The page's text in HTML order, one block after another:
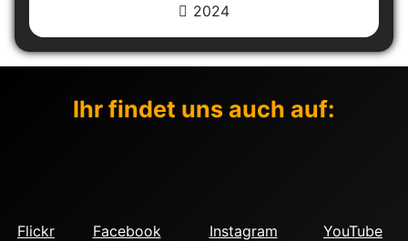
2024
Ihr findet uns auch auf:
Flickr Facebook Instagram
YouTube